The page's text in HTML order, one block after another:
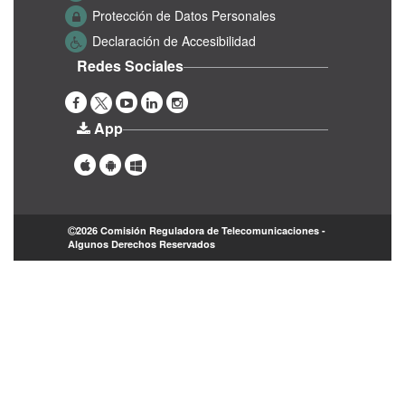
Protección de Datos Personales
Declaración de Accesibilidad
Redes Sociales
App
2026 Comisión Reguladora de Telecomunicaciones -
Algunos Derechos Reservados